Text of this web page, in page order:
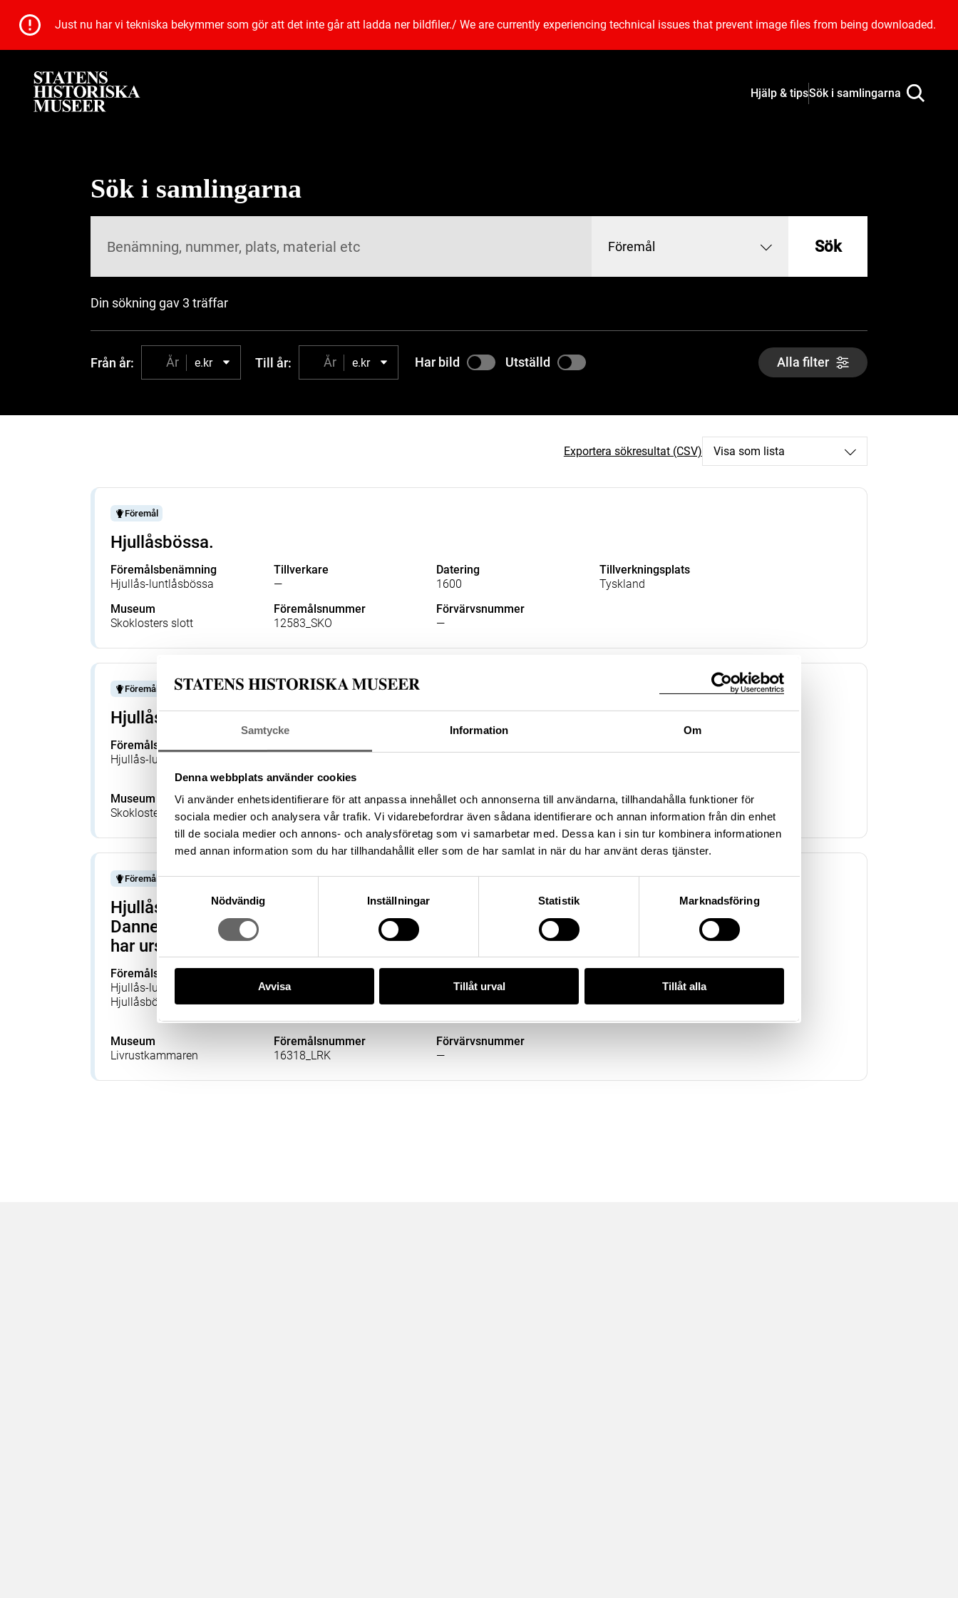
Samtycke Information Om
Denna webbplats använder cookies
Vi använder enhetsidentifierare för att anpassa innehållet och annonserna till användarna, tillhandahålla funktioner för
sociala medier och analysera vår trafik. Vi vidarebefordrar även sådana identifierare och annan information från din enhet
till de sociala medier och annons- och analysföretag som vi samarbetar med. Dessa kan i sin tur kombinera informationen
med annan information som du har tillhandahållit eller som de har samlat in när du har använt deras tjänster.
Nödvändig
Inställningar Statistik Marknadsföring
Avvisa Tillåt urval Tillåt alla
Just nu har vi tekniska bekymmer som gör att det inte går att ladda ner bildfiler./ We are currently experiencing technical issues that prevent image files from being downloaded.
Hjälp & tipsSök i samlingarna
Sök i samlingarna
Föremål Sök
Din sökning gav 3 träffar
Från år: e.kr Till år: e.kr Har bild Utställd Alla filter
Exportera sökresultat (CSV) Visa som lista
Föremål
Hjullåsbössa.
Föremålsbenämning
Hjullås-luntlåsbössa
Tillverkare
—
Datering
1600
Tillverkningsplats
Tyskland
Museum
Skoklosters slott
Föremålsnummer
12583_SKO
Förvärvsnummer
—
Föremål
Hjullåsbössa
Föremålsbenämning
Hjullås-luntlåsbössa
(Tillverkare)
Museum
Skoklosters slott
Föremålsnummer
12587_SKO
Förvärvsnummer
—
Föremål
Hjullås-luntlåsbössa, Nürnberg ca 1540, lås av Wolf
Danner, pipa stämplad K F och groda (K. Frosch?). Låset
har ursprungligen haft ett luntsnapplås.
Föremålsbenämning
Hjullås-luntlåsbössa,
Hjullåsbössa
Danner, Wolf (Tillverkare),
Frosch, K (Tillverkare), Heijder,
1530-01-01 – 1550-01-01
Tyskland, Nürnberg
Museum
Livrustkammaren
Föremålsnummer
16318_LRK
Förvärvsnummer
—